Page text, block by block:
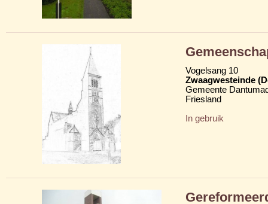
Vogelsang 10
Zwaagwesteinde
Gemeente
Friesland
In gebruik